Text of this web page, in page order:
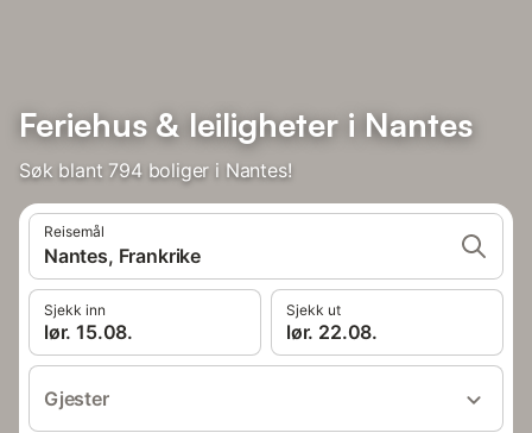
Feriehus & leiligheter i Nantes
Søk blant 794 boliger i Nantes!
Reisemål
Nantes, Frankrike
Sjekk inn
lør. 15.08.
Sjekk ut
lør. 22.08.
Gjester